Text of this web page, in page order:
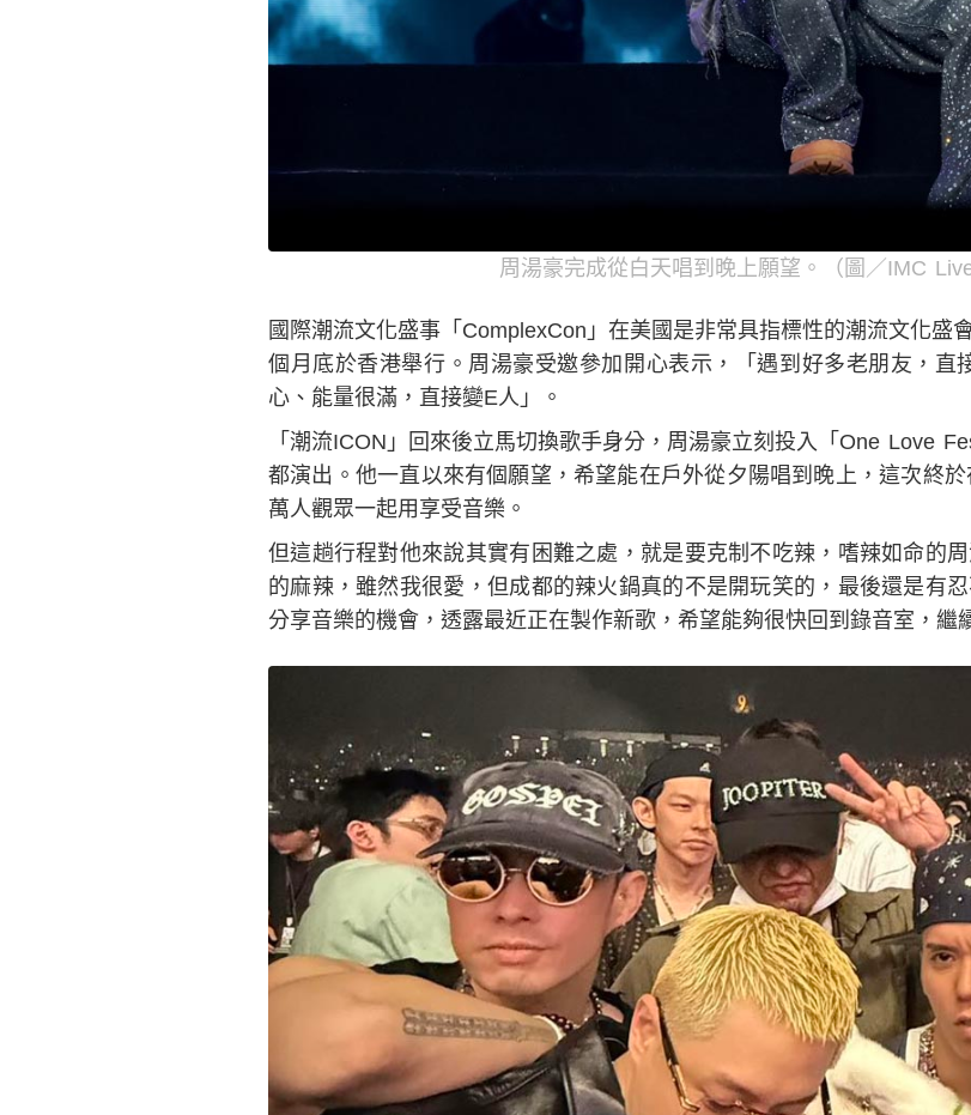
周湯豪完成從白天唱到晚上願望。（圖／IMC
國際潮流文化盛事「ComplexCon」在美國是非常具指標性的潮流文化盛
個月底於香港舉行。周湯豪受邀參加開心表示，「遇到好多老朋友，直
心、能量很滿，直接變E人」。
「潮流ICON」回來後立馬切換歌手身分，周湯豪立刻投入「One Love
都演出。他一直以來有個願望，希望能在戶外從夕陽唱到晚上，這次終
萬人觀眾一起用享受音樂。
但這趟行程對他來說其實有困難之處，就是要克制不吃辣，嗜辣如命的
的麻辣，雖然我很愛，但成都的辣火鍋真的不是開玩笑的，最後還是有
分享音樂的機會，透露最近正在製作新歌，希望能夠很快回到錄音室，繼